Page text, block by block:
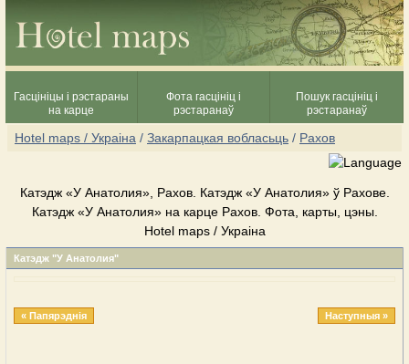
Гасцініцы і рэстараны
на карце
Фота гасцініц і
рэстаранаў
Пошук гасцініц і
рэстаранаў
Hotel maps / Украіна / Закарпацкая вобласьць / Рахов
Катэдж «У Анатолия», Рахов. Катэдж «У Анатолия» ў Рахове.
Катэдж «У Анатолия» на карце Рахов. Фота, карты, цэны.
Hotel maps / Украіна
Катэдж "У Анатолия"
« Папярэднія Наступныя »